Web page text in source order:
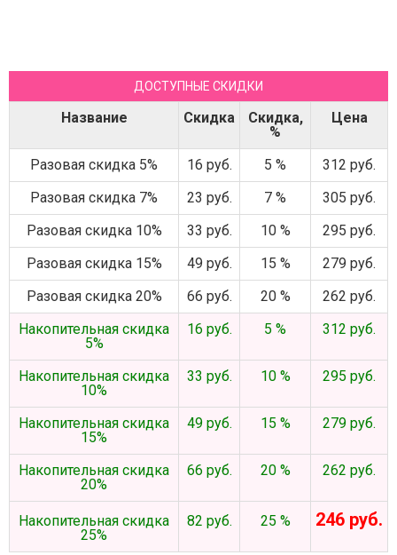
ДОСТУПНЫЕ СКИДКИ
Название Скидка
Скидка,
%
Цена
Разовая скидка 5% 16 руб. 5 %
312 руб.
Разовая скидка 7%
23 руб. 7 %
305 руб.
Разовая скидка 10%
33 руб. 10 %
295 руб.
Разовая скидка 15%
49 руб. 15 %
279 руб.
Разовая скидка 20%
66 руб. 20 %
262 руб.
Накопительная скидка
5%
16 руб. 5 % 312 руб.
Накопительная скидка
10%
33 руб. 10 % 295 руб.
Накопительная скидка
15%
49 руб. 15 % 279 руб.
Накопительная скидка
20%
66 руб. 20 % 262 руб.
Накопительная скидка
25%
82 руб. 25 % 246 руб.